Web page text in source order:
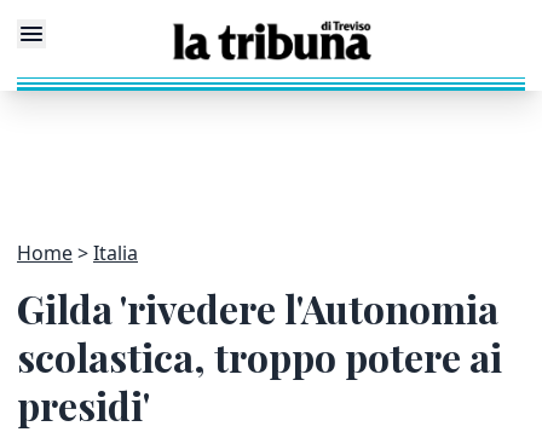
Home Italia
Gilda 'rivedere l'Autonomia
scolastica, troppo potere ai
presidi'